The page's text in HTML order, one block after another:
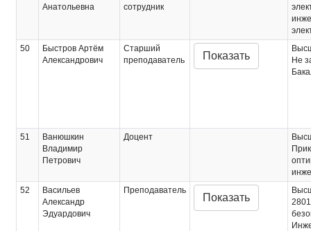
Анатольевна сотрудник
50
Быстров Артём
Александрович
Старший
преподаватель
Показать
Не
51
Ванюшкин
Владимир
Петрович
Доцент
52
Васильев
Александр
Эдуардович
Преподаватель
Показать